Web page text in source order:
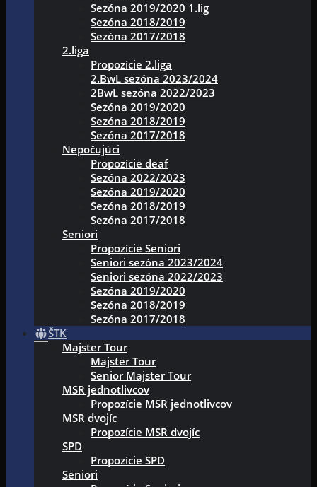
Sezóna 2019/2020 1.lig
Sezóna 2018/2019
Sezóna 2017/2018
2.liga
Propozície 2.liga
2.BwL sezóna 2023/2024
2BwL sezóna 2022/2023
Sezóna 2019/2020
Sezóna 2018/2019
Sezóna 2017/2018
Nepočujúci
Propozície deaf
Sezóna 2022/2023
Sezóna 2019/2020
Sezóna 2018/2019
Sezóna 2017/2018
Seniori
Propozície Seniori
Seniori sezóna 2023/2024
Seniori sezóna 2022/2023
Sezóna 2019/2020
Sezóna 2018/2019
Sezóna 2017/2018
ŠTK
Majster Tour
Majster Tour
Senior Majster Tour
MSR jednotlivcov
Propozície MSR jednotlivcov
MSR dvojíc
Propozície MSR dvojíc
SPD
Propozície SPD
Seniori